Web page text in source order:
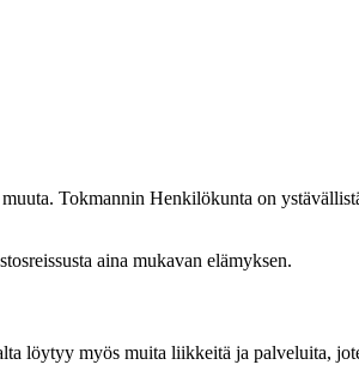
Tokmannin Henkilökunta on
aina mukavan elämyksen.
löytyy myös muita liikkeitä ja palveluita,